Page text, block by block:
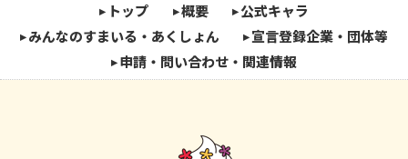
トップ 概要
公式キャラ
みんなのすまいる・あくしょん
宣言登録企業・団体等
申請・問い合わせ・関連情報